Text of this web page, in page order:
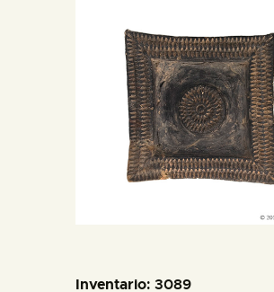
DIDÁCTICA
ESPAÑOL
PREPARAR LA VISITA
Inventario: 3089